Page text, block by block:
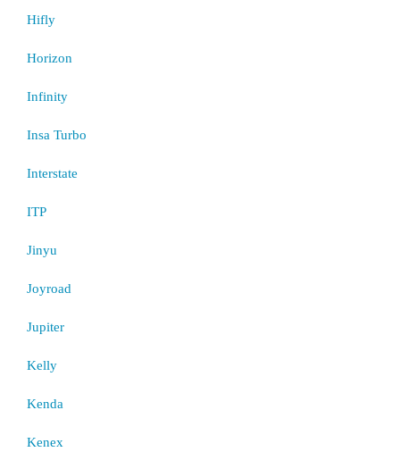
Hifly
Horizon
Infinity
Insa Turbo
Interstate
ITP
Jinyu
Joyroad
Jupiter
Kelly
Kenda
Kenex